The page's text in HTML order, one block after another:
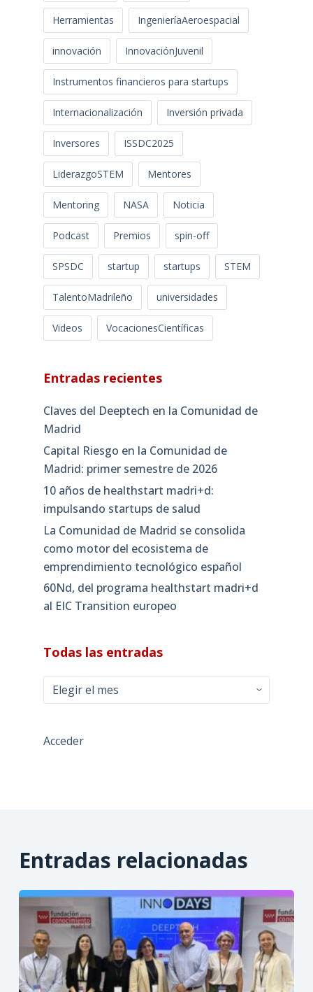
Herramientas IngenieríaAeroespacial
innovación InnovaciónJuvenil
Instrumentos financieros para startups
Internacionalización Inversión privada
Inversores ISSDC2025
LiderazgoSTEM Mentores
Mentoring NASA Noticia
Podcast Premios spin-off
SPSDC startup startups STEM
TalentoMadrileño universidades
Videos VocacionesCientíficas
Entradas recientes
Claves del Deeptech en la Comunidad de
Madrid
Capital Riesgo en la Comunidad de
Madrid: primer semestre de 2026
10 años de healthstart madri+d:
impulsando startups de salud
La Comunidad de Madrid se consolida
como motor del ecosistema de
emprendimiento tecnológico español
60Nd, del programa healthstart madri+d
al EIC Transition europeo
Todas las entradas
Todas
las
Acceder
Entradas relacionadas